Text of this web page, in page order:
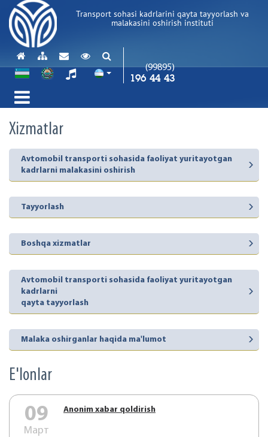
Transport sohasi kadrlarini qayta tayyorlash va
malakasini oshirish instituti
(99895)
196 44 43
Xizmatlar
Avtomobil transporti sohasida faoliyat yuritayotgan
kadrlarni malakasini oshirish
Tayyorlash
Boshqa xizmatlar
Avtomobil transporti sohasida faoliyat yuritayotgan
kadrlarni
qayta tayyorlash
Malaka oshirganlar haqida ma'lumot
E'lonlar
09
Март
Аnonim xabar qoldirish